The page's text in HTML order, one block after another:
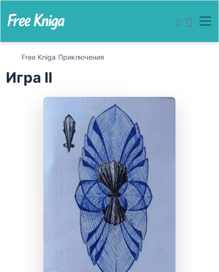
Free Kniga/Приключения
Игра II